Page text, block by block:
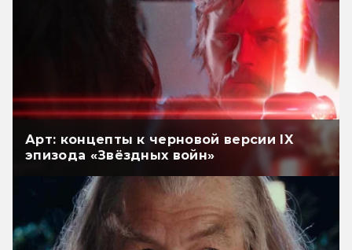
Арт: концепты к черновой версии IX
эпизода «Звёздных войн»